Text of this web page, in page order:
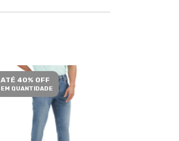
ATÉ 40% OFF
EM QUANTIDADE